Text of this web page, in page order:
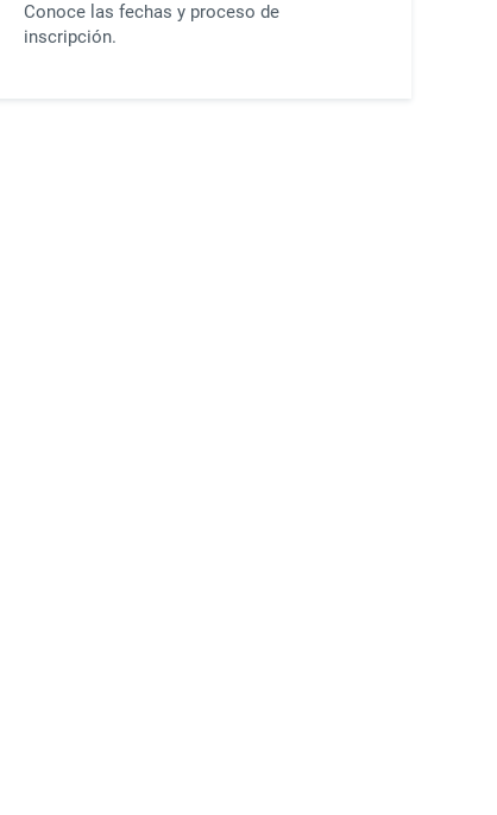
Conoce las fechas y proceso de
inscripción.